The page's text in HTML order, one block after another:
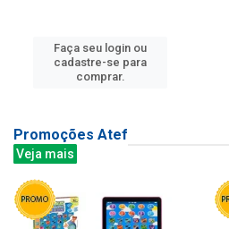
Faça seu login ou
cadastre-se para
comprar.
Promoções Atef
Veja mais